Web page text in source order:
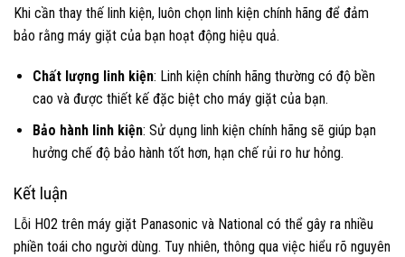
Khi cần thay thế linh kiện, luôn chọn linh kiện chính hãng để đảm
bảo rằng máy giặt của bạn hoạt động hiệu quả.
Chất lượng linh kiện: Linh kiện chính hãng thường có độ bền
cao và được thiết kế đặc biệt cho máy giặt của bạn.
Bảo hành linh kiện: Sử dụng linh kiện chính hãng sẽ giúp bạn
hưởng chế độ bảo hành tốt hơn, hạn chế rủi ro hư hỏng.
Kết luận
Lỗi H02 trên máy giặt Panasonic và National có thể gây ra nhiều
phiền toái cho người dùng. Tuy nhiên, thông qua việc hiểu rõ nguyên